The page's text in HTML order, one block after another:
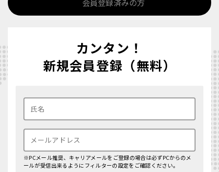
カンタン！
新規会員登録（無料）
※PCメール推奨、キャリアメールをご登録の場合は必ずPCからのメ
ールが受信出来るようにフィルターの設定をご確認ください。